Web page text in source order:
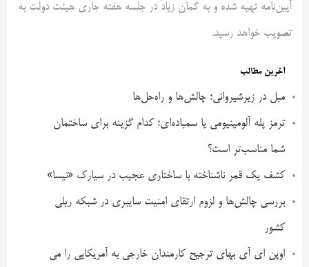
آیین‌نامه تهیه شده و به گمان زیادً در جلسه هفته جاری هیئت دولت به
تصویب خواهد رسید.
آخرین مطالب
مبل در زیرشیروانی؛ چالش‌ها و راه‌حل‌ها
ترمز پله آلومینیومی یا سمباده‌ای؛ کدام گزینه برای ساختمان
شما مناسب‌تر است؟
کشف یک قمر ناشناخته با ساختاری عجیب در سیارک «نیسا»
بررسی چالش‌ها و لزوم ارتقای امنیت سایبری در شبکه ریلی
کشور
اوپن ای آی بهای ترجیح کارمندان خارجی به آمریکایی را می